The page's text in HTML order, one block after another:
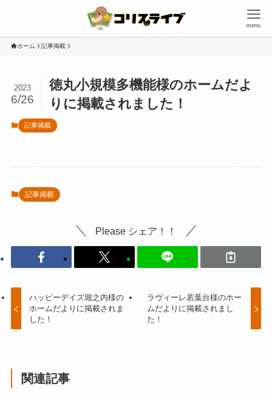
menu
ホーム 記事掲載
徳丸小規模多機能様のホームだよ
りに掲載されました！
2023
6/26
記事掲載
記事掲載
Please シェア！！
ハッピーデイズ堀之内様の
ホームだよりに掲載されま
した！
ラヴィーレ若葉台様のホー
ムだよりに掲載されまし
た！
関連記事